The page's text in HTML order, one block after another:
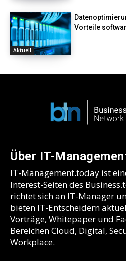
Aktuell
Vorteile
Über IT-
IT-Management.today ist
Interest-Seiten des
richtet sich an IT-Manager
bieten IT-Entscheidern
Vorträge, Whitepaper und
Bereichen Cloud, Digital,
Workplace.